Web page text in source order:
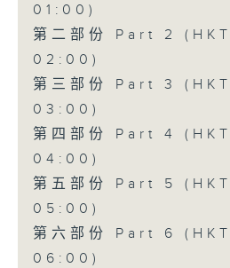
01:00)
第二部份 Part 2
02:00)
第三部份 Part 3
03:00)
第四部份 Part 4
04:00)
第五部份 Part 5
05:00)
第六部份 Part 6
06:00)